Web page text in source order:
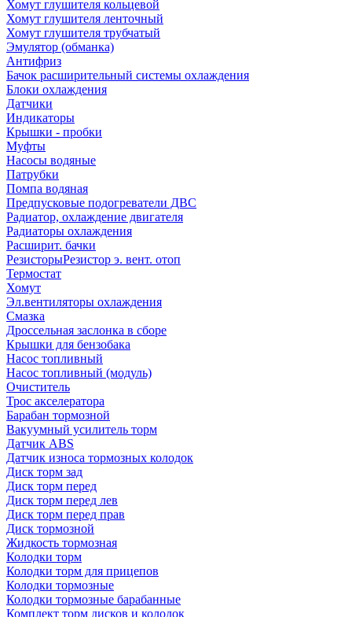
Хомут глушителя кольцевой
Хомут глушителя ленточный
Хомут глушителя трубчатый
Эмулятор (обманка)
Антифриз
Бачок расширительный системы охлаждения
Блоки охлаждения
Датчики
Индикаторы
Крышки - пробки
Муфты
Насосы водяные
Патрубки
Помпа водяная
Предпусковые подогреватели ДВС
Радиатор, охлаждение двигателя
Радиаторы охлаждения
Расширит. бачки
РезисторыРезистор э. вент. отоп
Термостат
Хомут
Эл.вентиляторы охлаждения
Смазка
Дроссельная заслонка в сборе
Крышки для бензобака
Насос топливный
Насос топливный (модуль)
Очиститель
Трос акселератора
Барабан тормозной
Вакуумный усилитель торм
Датчик ABS
Датчик износа тормозных колодок
Диск торм зад
Диск торм перед
Диск торм перед лев
Диск торм перед прав
Диск тормозной
Жидкость тормозная
Колодки торм
Колодки торм для прицепов
Колодки тормозные
Колодки тормозные барабанные
Комплект торм дисков и колодок